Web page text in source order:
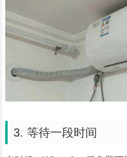
3. 等待一段时间